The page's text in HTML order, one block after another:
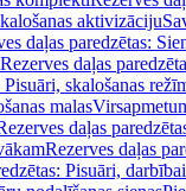
aktivizāciju
daļas paredzētas:
Rezerves daļas
skalošanas
malas
daļas
Rezerves daļas
Pisuāri,